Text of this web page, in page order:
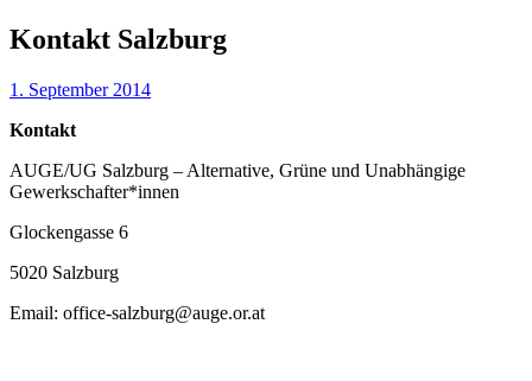
Kontakt Salzburg
1. September 2014
Kontakt
AUGE/UG Salzburg – Alternative, Grüne und Unabhängige
Gewerkschafter*innen
Glockengasse 6
5020 Salzburg
Email: office-salzburg@auge.or.at